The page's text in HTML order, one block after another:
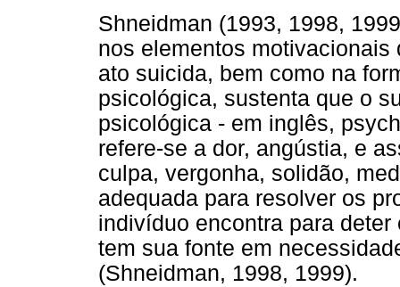
Shneidman (1993, 1998,
nos elementos
ato suicida, bem como na
psicológica, sustenta que o
psicológica - em inglês,
refere-se a dor, angústia, e
culpa, vergonha, solidão,
adequada para resolver os
indivíduo encontra para
tem sua fonte em
(Shneidman, 1998, 1999).